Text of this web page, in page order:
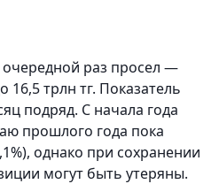
очередной раз просел —
16,5 трлн тг. Показатель
подряд. С начала года
прошлого года пока
однако при сохранении
могут быть утеряны.